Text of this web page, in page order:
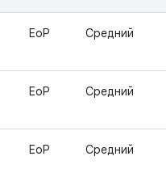
EoP Средний
EoP Средний
EoP Средний